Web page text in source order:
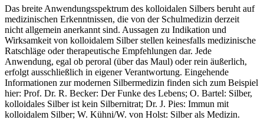
Das breite Anwendungsspektrum des kolloidalen Silbers beruht auf
medizinischen Erkenntnissen, die von der Schulmedizin derzeit
nicht allgemein anerkannt sind. Aussagen zu Indikation und
Wirksamkeit von kolloidalem Silber stellen keinesfalls medizinische
Ratschläge oder therapeutische Empfehlungen dar. Jede
Anwendung, egal ob peroral (über das Maul) oder rein äußerlich,
erfolgt ausschließlich in eigener Verantwortung. Eingehende
Informationen zur modernen Silbermedizin finden sich zum Beispiel
hier: Prof. Dr. R. Becker: Der Funke des Lebens; O. Bartel: Silber,
kolloidales Silber ist kein Silbernitrat; Dr. J. Pies: Immun mit
kolloidalem Silber; W. Kühni/W. von Holst: Silber als Medizin.